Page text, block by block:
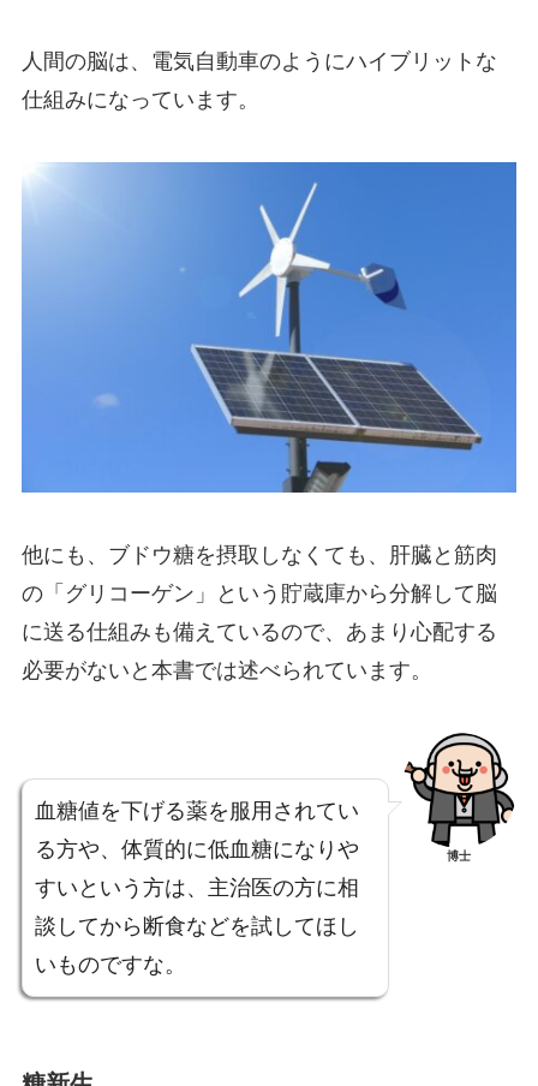
人間の脳は、電気自動車のようにハイブリットな
仕組みになっています。
他にも、ブドウ糖を摂取しなくても、肝臓と筋肉
の「グリコーゲン」という貯蔵庫から分解して脳
に送る仕組みも備えているので、あまり心配する
必要がないと本書では述べられています。
血糖値を下げる薬を服用されてい
る方や、体質的に低血糖になりや
すいという方は、主治医の方に相
談してから断食などを試してほし
いものですな。
博士